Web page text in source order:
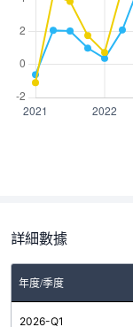
詳細數據
年度/季度
2026-Q1